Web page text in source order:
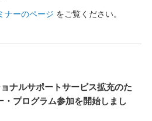
ナーのページ をご覧ください。
ナルサポートサービス拡充のた
プログラム参加を開始しまし